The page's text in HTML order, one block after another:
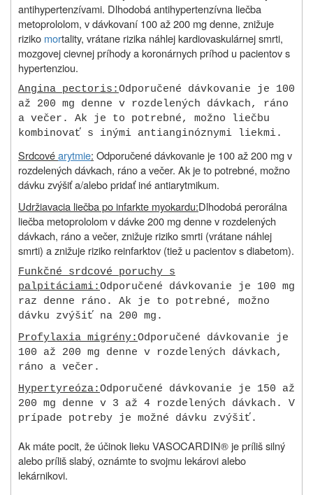
antihypertenzívami. Dlhodobá antihypertenzívna liečba
metoprololom, v dávkovaní 100 až 200 mg denne, znižuje
riziko mortality, vrátane rizika náhlej kardiovaskulárnej smrti,
mozgovej cievnej príhody a koronárnych príhod u pacientov s
hypertenziou.
Angina pectoris:Odporučené dávkovanie je 100
až 200 mg denne v rozdelených dávkach, ráno
a večer. Ak je to potrebné, možno liečbu
kombinovať s inými antianginóznymi liekmi.
Srdcovéarytmie: Odporučené dávkovanie je 100 až 200 mg v
rozdelených dávkach, ráno a večer. Ak je to potrebné, možno
dávku zvýšiť a/alebo pridať iné antiarytmikum.
Udržiavacia liečba po infarkte myokardu:Dlhodobá perorálna
liečba metoprololom v dávke 200 mg denne v rozdelených
dávkach, ráno a večer, znižuje riziko smrti (vrátane náhlej
smrti) a znižuje riziko reinfarktov (tiež u pacientov s diabetom).
Funkčné srdcové poruchy s
palpitáciami:Odporučené dávkovanie je 100 mg
raz denne ráno. Ak je to potrebné, možno
dávku zvýšiť na 200 mg.
Profylaxia migrény:Odporučené dávkovanie je
100 až 200 mg denne v rozdelených dávkach,
ráno a večer.
Hypertyreóza:Odporučené dávkovanie je 150 až
200 mg denne v 3 až 4 rozdelených dávkach. V
prípade potreby je možné dávku zvýšiť.
Ak máte pocit, že účinok lieku VASOCARDIN® je príliš silný
alebo príliš slabý, oznámte to svojmu lekárovi alebo
lekárnikovi.